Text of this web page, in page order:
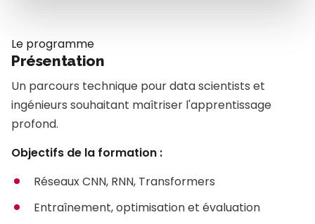
Le programme
Présentation
Un parcours technique pour data scientists et
ingénieurs souhaitant maîtriser l'apprentissage
profond.
Objectifs de la formation :
Réseaux CNN, RNN, Transformers
Entraînement, optimisation et évaluation